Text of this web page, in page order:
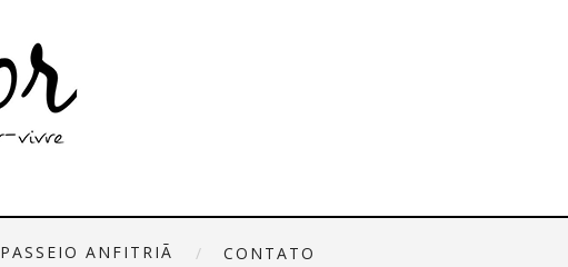
PASSEIO ANFITRIÃ CONTATO